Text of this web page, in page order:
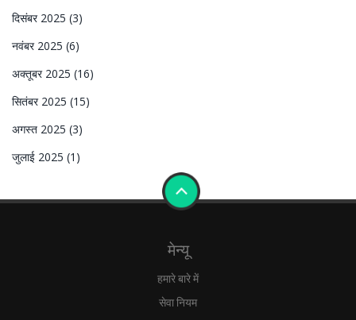
दिसंबर 2025 (3)
नवंबर 2025 (6)
अक्तूबर 2025 (16)
सितंबर 2025 (15)
अगस्त 2025 (3)
जुलाई 2025 (1)
मेन्यू
हमारे बारे में
सेवा नियम